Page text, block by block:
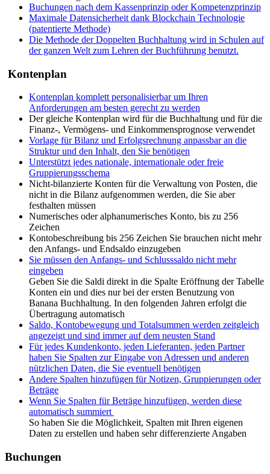
Buchungen nach dem Kassenprinzip oder Kompetenzprinzip
Maximale Datensicherheit dank Blockchain Technologie
(patentierte Methode)
Die Methode der Doppelten Buchhaltung wird in Schulen auf
der ganzen Welt zum Lehren der Buchführung benutzt.
Kontenplan
Kontenplan komplett personalisierbar um Ihren
Anforderungen am besten gerecht zu werden
Der gleiche Kontenplan wird für die Buchhaltung und für die
Finanz-, Vermögens- und Einkommensprognose verwendet
Vorlage für Bilanz und Erfolgsrechnung anpassbar an die
Struktur und den Inhalt, den Sie benötigen
Unterstützt jedes nationale, internationale oder freie
Gruppierungsschema
Nicht-bilanzierte Konten für die Verwaltung von Posten, die
nicht in die Bilanz aufgenommen werden, die Sie aber
festhalten müssen
Numerisches oder alphanumerisches Konto, bis zu 256
Zeichen
Kontobeschreibung bis 256 Zeichen Sie brauchen nicht mehr
den Anfangs- und Endsaldo einzugeben
Sie müssen den Anfangs- und Schlusssaldo nicht mehr
eingeben
Geben Sie die Saldi direkt in die Spalte Eröffnung der Tabelle
Konten ein und dies nur bei der ersten Benutzung von
Banana Buchhaltung. In den folgenden Jahren erfolgt die
Übertragung automatisch
Saldo, Kontobewegung und Totalsummen werden zeitgleich
angezeigt und sind immer auf dem neusten Stand
Für jedes Kundenkonto, jeden Lieferanten, jeden Partner
haben Sie Spalten zur Eingabe von Adressen und anderen
nützlichen Daten, die Sie eventuell benötigen
Andere Spalten hinzufügen für Notizen, Gruppierungen oder
Beträge
Wenn Sie Spalten für Beträge hinzufügen, werden diese
automatisch summiert
So haben Sie die Möglichkeit, Spalten mit Ihren eigenen
Daten zu erstellen und haben sehr differenzierte Angaben
Buchungen